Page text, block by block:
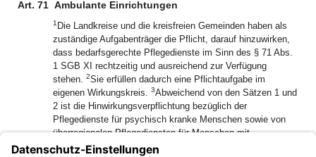
Art. 71 Ambulante Einrichtungen
1 Die Landkreise und die kreisfreien Gemeinden haben als
zuständige Aufgabenträger die Pflicht, darauf hinzuwirken,
dass bedarfsgerechte Pflegedienste im Sinn des § 71 Abs.
1 SGB XI rechtzeitig und ausreichend zur Verfügung
stehen. 2Sie erfüllen dadurch eine Pflichtaufgabe im
eigenen Wirkungskreis. 3Abweichend von den Sätzen 1 und
2 ist die Hinwirkungsverpflichtung bezüglich der
Pflegedienste für psychisch kranke Menschen sowie von
überregionalen Pflegediensten für Menschen mit
Behinderung, deren Tätigkeit mindestens den Bereich einer